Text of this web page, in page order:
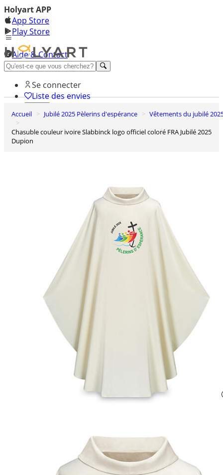
Holyart APP
App Store
Play Store
Aide & Contact
Découvrez Premium
Se connecter
Liste des envies
0
Accueil Jubilé 2025 Pèlerins d'espérance
Vêtements du jubilé
Chasuble couleur ivoire Slabbinck logo officiel coloré FRA Jubilé 2025
Dupion